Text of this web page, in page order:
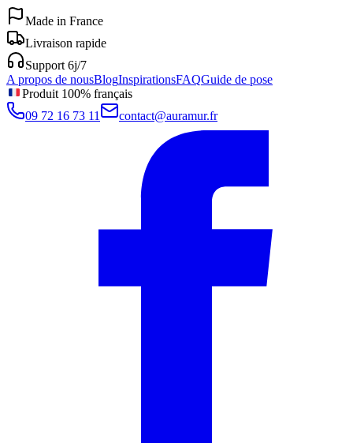
Made in France
Livraison rapide
Support 6j/7
A propos de nousBlogInspirationsFAQGuide de pose
Produit 100% français
09 72 16 73 11
contact@auramur.fr